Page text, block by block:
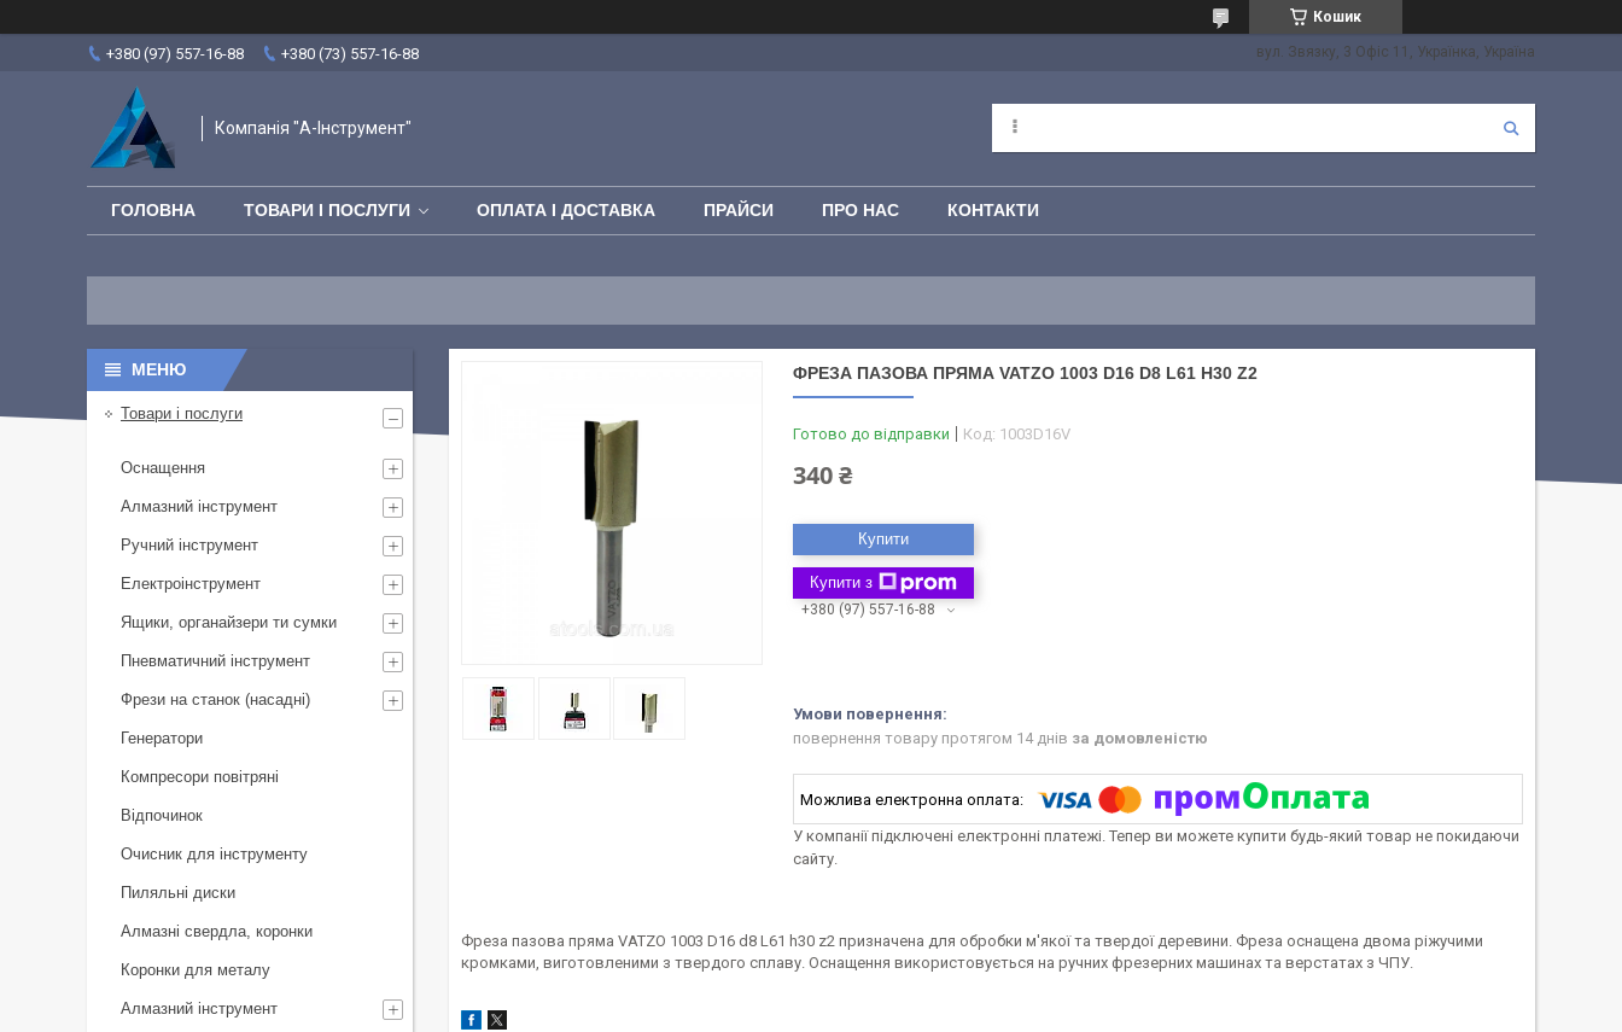
Кошик
+380 (97) 557-16-88 +380 (73) 557-16-88 вул. Звязку, 3 Офіс 11, Українка, Україна
Компанія "А-Інструмент"
ГОЛОВНА ТОВАРИ І ПОСЛУГИ ОПЛАТА І ДОСТАВКА ПРАЙСИ ПРО НАС КОНТАКТИ
ФРЕЗА ПАЗОВА ПРЯМА VATZO 1003 D16 D8 L61 H30 Z2
Готово до відправки Код: 1003D16V
340 ₴
Купити
Купити з
+380 (97) 557-16-88
повернення товару протягом 14 днів за домовленістю
У компанії підключені електронні платежі. Тепер ви можете купити будь-який товар не покидаючи
сайту.
Фреза пазова пряма VATZO 1003 D16 d8 L61 h30 z2 призначена для обробки м'якої та твердої деревини. Фреза оснащена двома ріжучими
кромками, виготовленими з твердого сплаву. Оснащення використовується на ручних фрезерних машинах та верстатах з ЧПУ.
Товари і послуги
Оснащення
Алмазний інструмент
Ручний інструмент
Електроінструмент
Ящики, органайзери ти сумки
Пневматичний інструмент
Фрези на станок (насадні)
Генератори
Компресори повітряні
Відпочинок
Очисник для інструменту
Пиляльні диски
Алмазні свердла, коронки
Коронки для металу
Алмазний інструмент